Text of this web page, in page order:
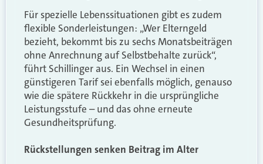
Für spezielle Lebenssituationen gibt es zudem
flexible Sonderleistungen: „Wer Elterngeld
bezieht, bekommt bis zu sechs Monatsbeiträgen
ohne Anrechnung auf Selbstbehalte zurück“,
führt Schillinger aus. Ein Wechsel in einen
günstigeren Tarif sei ebenfalls möglich, genauso
wie die spätere Rückkehr in die ursprüngliche
Leistungsstufe – und das ohne erneute
Gesundheitsprüfung.
Rückstellungen senken Beitrag im Alter